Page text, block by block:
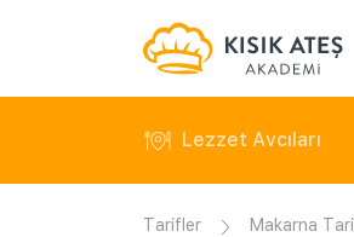
Lezzet Avcıları
Tarifler Makarna